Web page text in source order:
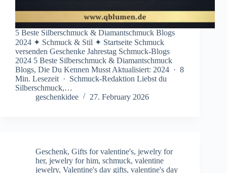
5 Beste Silberschmuck & Diamantschmuck Blogs
2024 ✦ Schmuck & Stil ✦ Startseite Schmuck
versenden Geschenke Jahrestag Schmuck-Blogs
2024 5 Beste Silberschmuck & Diamantschmuck
Blogs, Die Du Kennen Musst Aktualisiert: 2024 · 8
Min. Lesezeit · Schmuck-Redaktion Liebst du
Silberschmuck,…
geschenkidee
27. February 2026
Geschenk, Gifts for valentine's, jewelry for
her, jewelry for him, schmuck, valentine
jewelry, Valentine's day gifts, valentine's day